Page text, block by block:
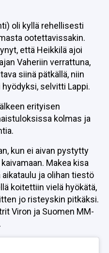
oli kyllä rehellisesti
ootettavissakin.
että Heikkilä ajoi
Vaheriin verrattuna,
siinä pätkällä, niin
selvitti Lappi.
erityisen
kolmas ja
kun ei aivan pystytty
Makea kisa
ja olihan tiestö
koitettiin vielä hyökätä,
jo risteyskin pitkäksi.
Viron ja Suomen MM-